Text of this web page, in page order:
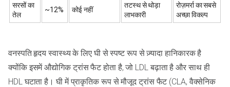
सरसों का
तेल
~12% कोई नहीं
तटस्थ से थोड़ा
लाभकारी
रोज़मर्रा का सबसे
अच्छा विकल्प
वनस्पति हृदय स्वास्थ्य के लिए घी से स्पष्ट रूप से ज़्यादा हानिकारक है
क्योंकि इसमें औद्योगिक ट्रांस फैट होता है, जो LDL बढ़ाता है और साथ ही
HDL घटाता है। घी में प्राकृतिक रूप से मौजूद ट्रांस फैट (CLA, वैक्सेनिक